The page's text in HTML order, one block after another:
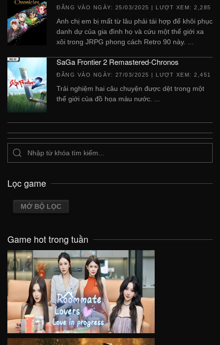
ĐĂNG VÀO NGÀY: 25/03/2025 | LƯỢT XEM: 2,285
Anh chị em bị mất từ ​​lâu phải tái hợp để khôi phục
danh dự của gia đình họ và cứu một thế giới xa
xôi trong JRPG phong cách Retro 90 này. ...
SaGa Frontier 2 Remastered-Chronos
ĐĂNG VÀO NGÀY: 27/03/2025 | LƯỢT XEM: 2,451
Trải nghiệm hai câu chuyện được dệt trong một
thế giới của đồ họa màu nước. ...
Lọc game
MỞ BỘ LỌC
Game hot trong tuần
VIEW